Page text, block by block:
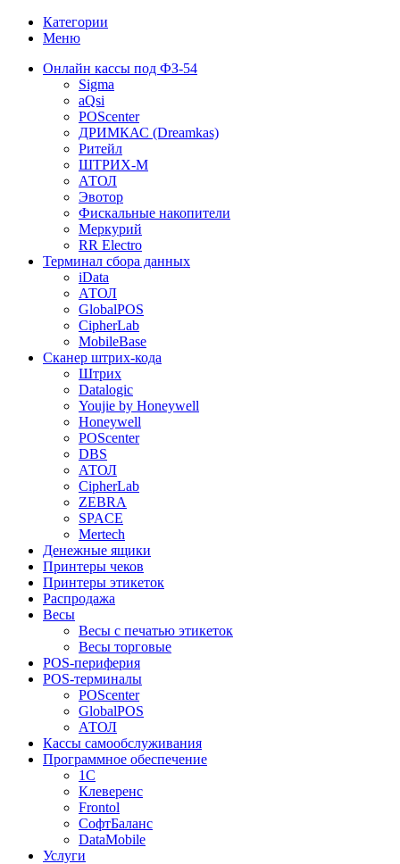
Категории
Меню
Онлайн кассы под ФЗ-54
Sigma
aQsi
POScenter
ДРИМКАС (Dreamkas)
Ритейл
ШТРИХ-М
АТОЛ
Эвотор
Фискальные накопители
Меркурий
RR Electro
Терминал сбора данных
iData
АТОЛ
GlobalPOS
CipherLab
MobileBase
Сканер штрих-кода
Штрих
Datalogic
Youjie by Honeywell
Honeywell
POScenter
DBS
АТОЛ
CipherLab
ZEBRA
SPACE
Mertech
Денежные ящики
Принтеры чеков
Принтеры этикеток
Распродажа
Весы
Весы с печатью этикеток
Весы торговые
POS-периферия
POS-терминалы
POScenter
GlobalPOS
АТОЛ
Кассы самообслуживания
Программное обеспечение
1С
Клеверенс
Frontol
СофтБаланс
DataMobile
Услуги